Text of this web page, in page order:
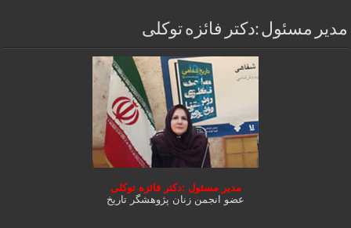
مدیر مسئول :دکتر فائزه توکلی
مدیر مسئول :دکتر فائزه توکلی
عضو انجمن زنان پژوهشگر تاریخ